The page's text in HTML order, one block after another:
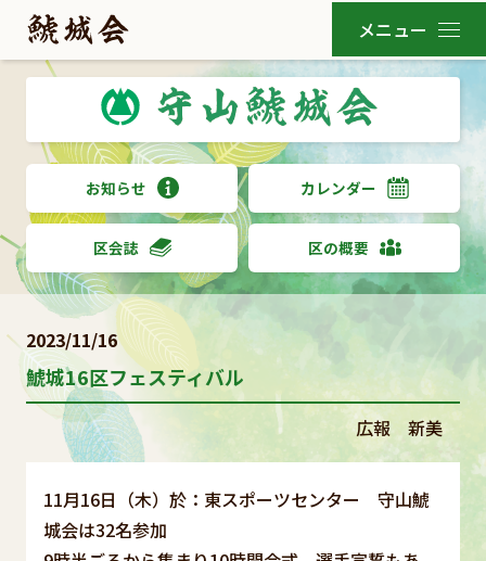
お知らせ カレンダー
区会誌 区の概要
2023/11/16
鯱城16区フェスティバル
広報 新美
11月16日（木）於：東スポーツセンター 守山鯱
城会は32名参加